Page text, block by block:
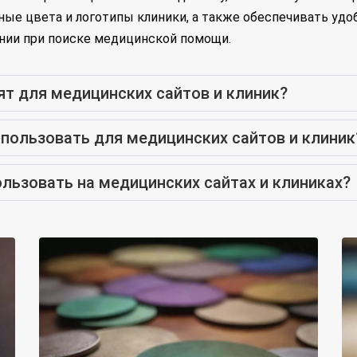
цвета и логотипы клиники, а также обеспечивать
при поиске медицинской помощи.
для медицинских сайтов и клиник?
для медицинских сайтов и
на медицинских сайтах и клиниках?